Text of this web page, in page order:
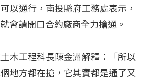
以通行，南投縣府工務處表示，
會請開口合約廠商全力搶通。
木工程科長陳金洲解釋：「所以
地方都在搶，它其實都是通了又